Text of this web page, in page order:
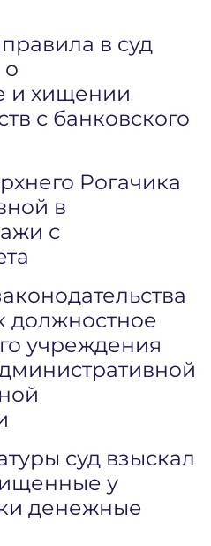
в суд
о
и хищении
с банковского
Рогачика
в
с
должностное
учреждения
суд взыскал
у
денежные